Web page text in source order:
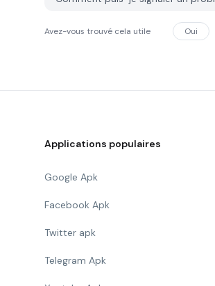
Avez-vous trouvé cela utile Oui
Applications populaires
Google Apk
Facebook Apk
Twitter apk
Telegram Apk